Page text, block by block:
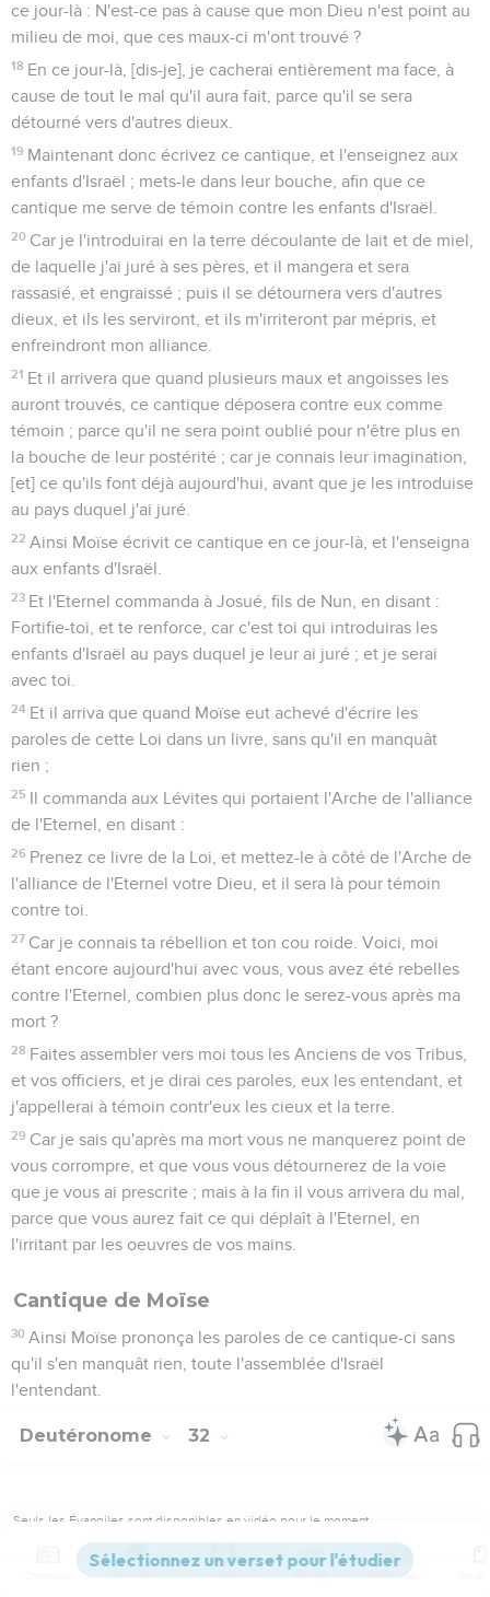
ce jour-là : N'est-ce pas à cause que mon Dieu n'est point au
milieu de moi, que ces maux-ci m'ont trouvé ?
18 En ce jour-là, [dis-je], je cacherai entièrement ma face, à
cause de tout le mal qu'il aura fait, parce qu'il se sera
détourné vers d'autres dieux.
19 Maintenant donc écrivez ce cantique, et l'enseignez aux
enfants d'Israël ; mets-le dans leur bouche, afin que ce
cantique me serve de témoin contre les enfants d'Israël.
20 Car je l'introduirai en la terre découlante de lait et de miel,
de laquelle j'ai juré à ses pères, et il mangera et sera
rassasié, et engraissé ; puis il se détournera vers d'autres
dieux, et ils les serviront, et ils m'irriteront par mépris, et
enfreindront mon alliance.
21 Et il arrivera que quand plusieurs maux et angoisses les
auront trouvés, ce cantique déposera contre eux comme
témoin ; parce qu'il ne sera point oublié pour n'être plus en
la bouche de leur postérité ; car je connais leur imagination,
[et] ce qu'ils font déjà aujourd'hui, avant que je les introduise
au pays duquel j'ai juré.
22 Ainsi Moïse écrivit ce cantique en ce jour-là, et l'enseigna
aux enfants d'Israël.
23 Et l'Eternel commanda à Josué, fils de Nun, en disant :
Fortifie-toi, et te renforce, car c'est toi qui introduiras les
enfants d'Israël au pays duquel je leur ai juré ; et je serai
avec toi.
24 Et il arriva que quand Moïse eut achevé d'écrire les
paroles de cette Loi dans un livre, sans qu'il en manquât
rien ;
25 Il commanda aux Lévites qui portaient l'Arche de l'alliance
de l'Eternel, en disant :
26 Prenez ce livre de la Loi, et mettez-le à côté de l'Arche de
l'alliance de l'Eternel votre Dieu, et il sera là pour témoin
contre toi.
27 Car je connais ta rébellion et ton cou roide. Voici, moi
étant encore aujourd'hui avec vous, vous avez été rebelles
contre l'Eternel, combien plus donc le serez-vous après ma
mort ?
28 Faites assembler vers moi tous les Anciens de vos Tribus,
et vos officiers, et je dirai ces paroles, eux les entendant, et
j'appellerai à témoin contr'eux les cieux et la terre.
29 Car je sais qu'après ma mort vous ne manquerez point de
vous corrompre, et que vous vous détournerez de la voie
que je vous ai prescrite ; mais à la fin il vous arrivera du mal,
parce que vous aurez fait ce qui déplaît à l'Eternel, en
l'irritant par les oeuvres de vos mains.
Cantique de Moïse
30 Ainsi Moïse prononça les paroles de ce cantique-ci sans
qu'il s'en manquât rien, toute l'assemblée d'Israël
l'entendant.
Deutéronome 32
Seuls les Évangiles sont disponibles en vidéo pour le moment.
Cieux prêtez l'oreille, et je parlerai, et que la terre écoute
les paroles de ma bouche.
Versions Commentaires Strong